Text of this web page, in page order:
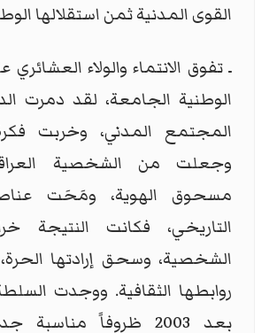
القوى المدنية ثمن استقلالها
ـ تفوق الانتماء والولاء العشائري
الوطنية الجامعة، لقد دمرت
المجتمع المدني، وخربت
وجعلت من الشخصية
مسحوق الهوية، ومَحَت
التاريخي، فكانت النتيجة
الشخصية، وسحق إرادتها
روابطها الثقافية. ووجدت
بعد 2003 ظروفاً مناسبة